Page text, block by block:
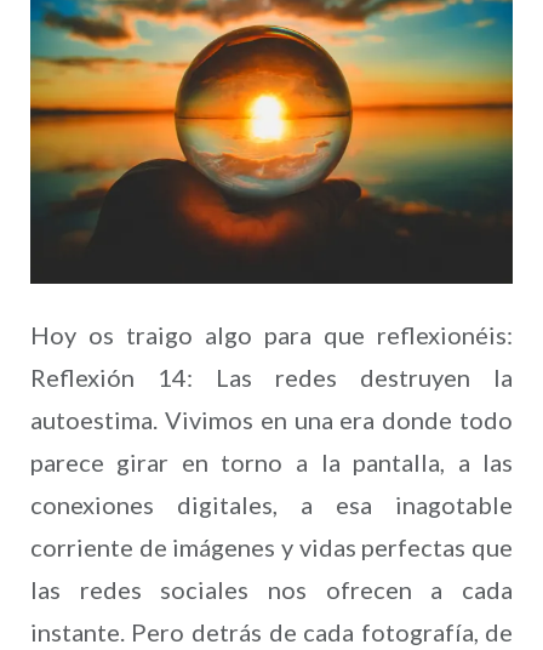
Hoy os traigo algo para que reflexionéis:
Reflexión 14: Las redes destruyen la
autoestima. Vivimos en una era donde todo
parece girar en torno a la pantalla, a las
conexiones digitales, a esa inagotable
corriente de imágenes y vidas perfectas que
las redes sociales nos ofrecen a cada
instante. Pero detrás de cada fotografía, de